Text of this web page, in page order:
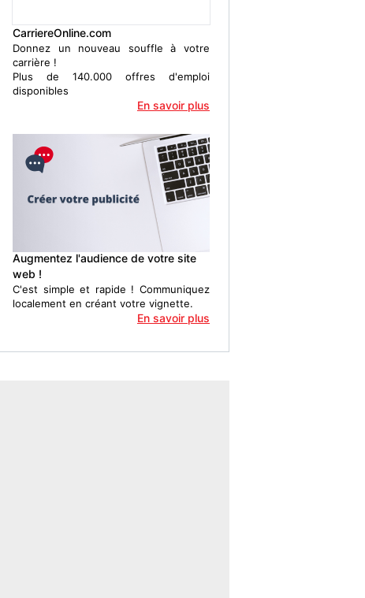
CarriereOnline.com
Donnez un nouveau souffle à votre
carrière !
Plus de 140.000 offres d'emploi
disponibles
En savoir plus
Augmentez l'audience de votre site
web !
C'est simple et rapide ! Communiquez
localement en créant votre vignette.
En savoir plus